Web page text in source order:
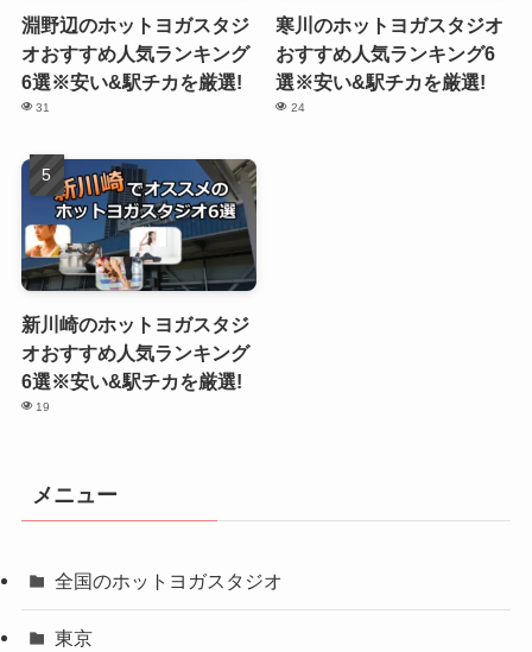
淵野辺のホットヨガスタジ
オおすすめ人気ランキング
6選※安い&駅チカを厳選!
31
寒川のホットヨガスタジオ
おすすめ人気ランキング6
選※安い&駅チカを厳選!
24
新川崎のホットヨガスタジ
オおすすめ人気ランキング
6選※安い&駅チカを厳選!
19
メニュー
全国のホットヨガスタジオ
東京